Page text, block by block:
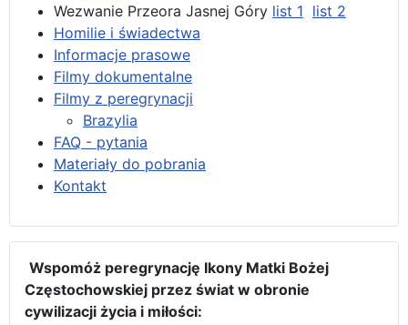
Wezwanie Przeora Jasnej Góry list 1 list 2
Homilie i świadectwa
Informacje prasowe
Filmy dokumentalne
Filmy z peregrynacji
Brazylia
FAQ - pytania
Materiały do pobrania
Kontakt
Wspomóż peregrynację Ikony Matki Bożej
Częstochowskiej przez świat w obronie
cywilizacji życia i miłości: